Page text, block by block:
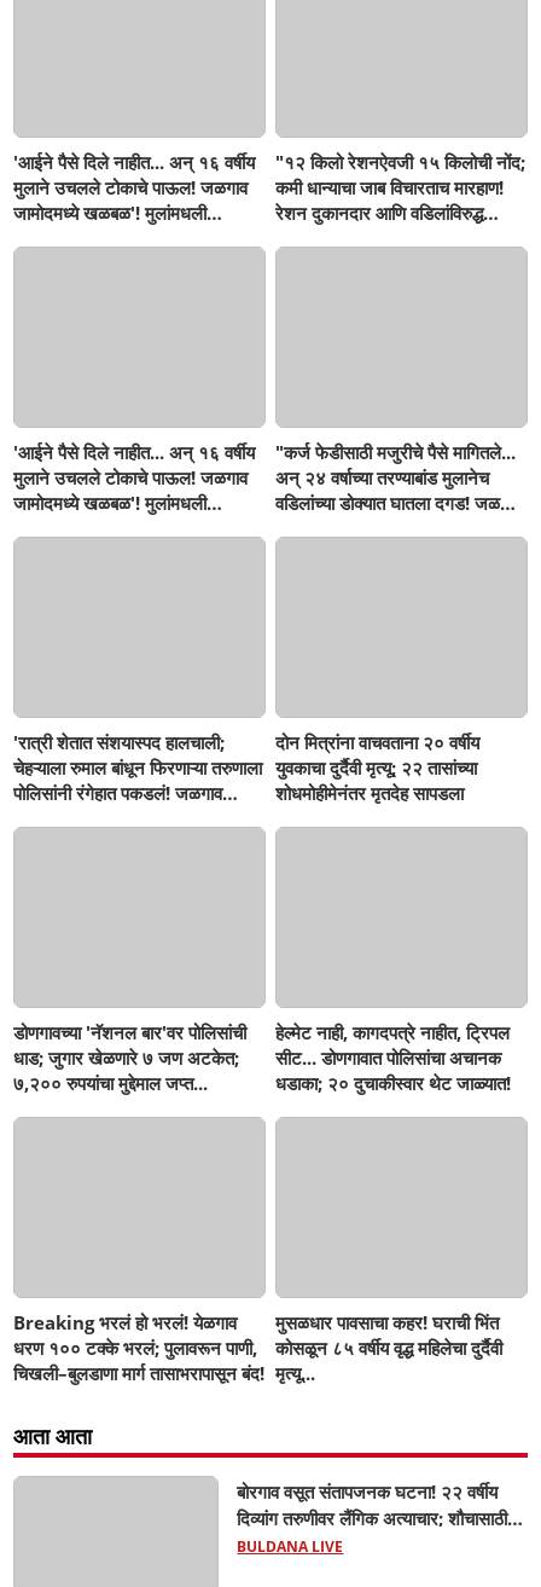
'आईने पैसे दिले नाहीत... अन् १६ वर्षीय
मुलाने उचलले टोकाचे पाऊल! जळगाव
जामोदमध्ये खळबळ'! मुलांमधली
"१२ किलो रेशनऐवजी १५ किलोची नोंद;
कमी धान्याचा जाब विचारताच मारहाण!
रेशन दुकानदार आणि वडिलांविरुद्ध
'आईने पैसे दिले नाहीत... अन् १६ वर्षीय
मुलाने उचलले टोकाचे पाऊल! जळगाव
जामोदमध्ये खळबळ'! मुलांमधली
"कर्ज फेडीसाठी मजुरीचे पैसे मागितले...
अन् २४ वर्षाच्या तरण्याबांड मुलानेच
वडिलांच्या डोक्यात घातला दगड! जळगाव
'रात्री शेतात संशयास्पद हालचाली;
चेहऱ्याला रुमाल बांधून फिरणाऱ्या तरुणाला
पोलिसांनी रंगेहात पकडलं! जळगाव
दोन मित्रांना वाचवताना २० वर्षीय
युवकाचा दुर्दैवी मृत्यू; २२ तासांच्या
शोधमोहीमेनंतर मृतदेह सापडला
डोणगावच्या 'नॅशनल बार'वर पोलिसांची
धाड; जुगार खेळणारे ७ जण अटकेत;
७,२०० रुपयांचा मुद्देमाल जप्त...
हेल्मेट नाही, कागदपत्रे नाहीत, ट्रिपल
सीट... डोणगावात पोलिसांचा अचानक
धडाका; २० दुचाकीस्वार थेट जाळ्यात!
Breaking भरलं हो भरलं! येळगाव
धरण १०० टक्के भरलं; पुलावरून पाणी,
चिखली–बुलडाणा मार्ग तासाभरापासून बंद!
मुसळधार पावसाचा कहर! घराची भिंत
कोसळून ८५ वर्षीय वृद्ध महिलेचा दुर्दैवी
मृत्यू...
आता आता
बोरगाव वसूत संतापजनक घटना! २२ वर्षीय
दिव्यांग तरुणीवर लैंगिक अत्याचार; शौचासाठी
गेलेल्या तरुणीचा पाठलाग करून अत्याचाराचा
BULDANA LIVE